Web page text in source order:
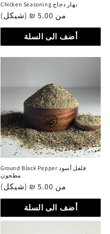
Chicken Seasoning بهار دجاج
سعر
عادي
من 5.00 ₪ (شيكل)
أضف الى السلة
Ground Black Pepper فلفل أسود
مطحون
سعر
عادي
من 5.00 ₪ (شيكل)
أضف الى السلة